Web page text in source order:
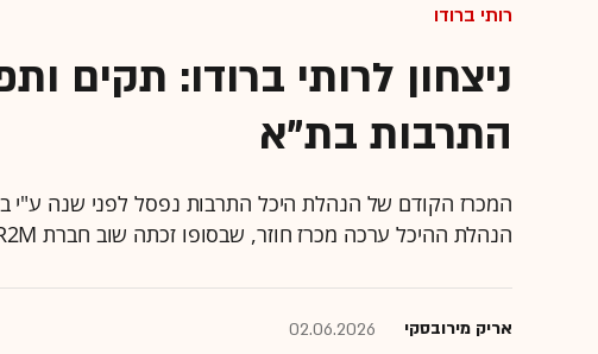
רותי ברודו
ניצחון לרותי ברודו: תקים
התרבות בת"א
המכרז הקודם של הנהלת היכל התרבות נפסל לפני שנה
הנהלת ההיכל ערכה מכרז חוזר, שבסופו זכתה שוב חברת R2M של רותי ומתי ברודו
אריק מירובסקי 02.06.2026